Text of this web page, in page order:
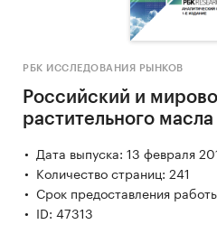
РБК ИССЛЕДОВАНИЯ РЫНКОВ
Российский и
растительного
Дата выпуска: 13 февраля
Количество страниц: 241
Срок предоставления
ID: 47313